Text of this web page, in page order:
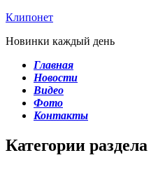
Клипонет
Новинки каждый день
Главная
Новости
Видео
Фото
Контакты
Категории раздела